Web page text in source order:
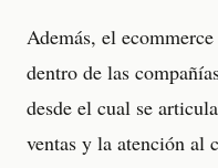
Además, el
dentro de las
desde el cual se
ventas y la atención al